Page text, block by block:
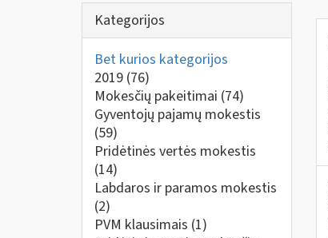
Kategorijos
Bet kurios kategorijos
2019 (76)
Mokesčių pakeitimai (74)
Gyventojų pajamų mokestis
(59)
Pridėtinės vertės mokestis
(14)
Labdaros ir paramos mokestis
(2)
PVM klausimais (1)